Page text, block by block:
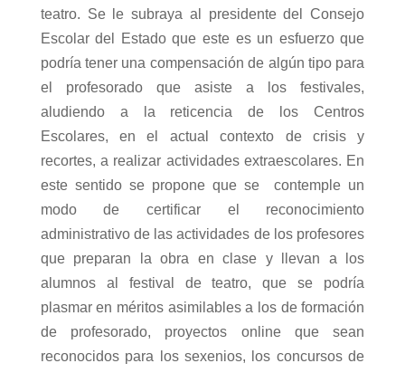
teatro. Se le subraya al presidente del Consejo
Escolar del Estado que este es un esfuerzo que
podría tener una compensación de algún tipo para
el profesorado que asiste a los festivales,
aludiendo a la reticencia de los Centros
Escolares, en el actual contexto de crisis y
recortes, a realizar actividades extraescolares. En
este sentido se propone que se
contemple un
modo de certificar el reconocimiento
administrativo de las actividades de los profesores
que preparan la obra en clase y llevan a los
alumnos al festival de teatro, que se podría
plasmar en méritos asimilables a los de formación
de profesorado, proyectos online que sean
reconocidos para los sexenios, los concursos de